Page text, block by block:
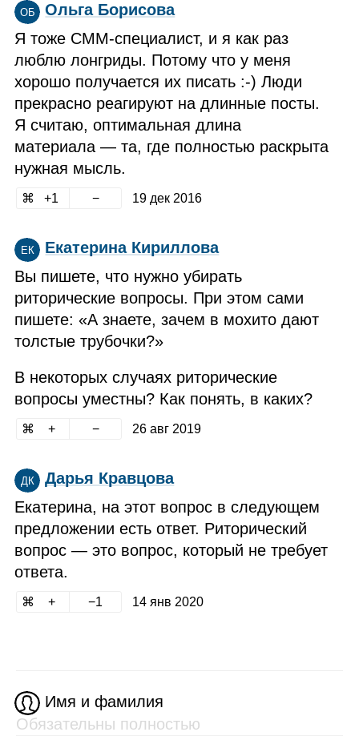
ОБ
Ольга Борисова
Я тоже СММ‑специалист, и я как раз
люблю лонгриды. Потому что у меня
хорошо получается их писать :‑) Люди
прекрасно реагируют на длинные посты.
Я считаю, оптимальная длина
материала — та, где полностью раскрыта
нужная мысль.
1 19 дек 2016
ЕК
Екатерина Кириллова
Вы пишете, что нужно убирать
риторические вопросы. При этом сами
пишете: «А знаете, зачем в мохито дают
толстые трубочки?»
В некоторых случаях риторические
вопросы уместны? Как понять, в каких?
26 авг 2019
ДК
Дарья Кравцова
Екатерина, на этот вопрос в следующем
предложении есть ответ. Риторический
вопрос — это вопрос, который не требует
ответа.
1 14 янв 2020
Имя и фамилия